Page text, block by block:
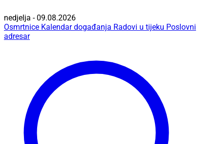
nedjelja - 09.08.2026
Osmrtnice Kalendar događanja Radovi u tijeku Poslovni
adresar